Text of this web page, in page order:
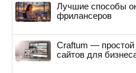
Лучшие способы
фрилансеров
Craftum —
сайтов для